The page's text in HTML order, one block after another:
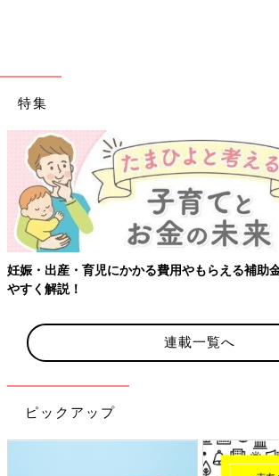
特集
【ワクチン接種できるものも】妊婦の感染症対
連載一覧へ
ピックアップ